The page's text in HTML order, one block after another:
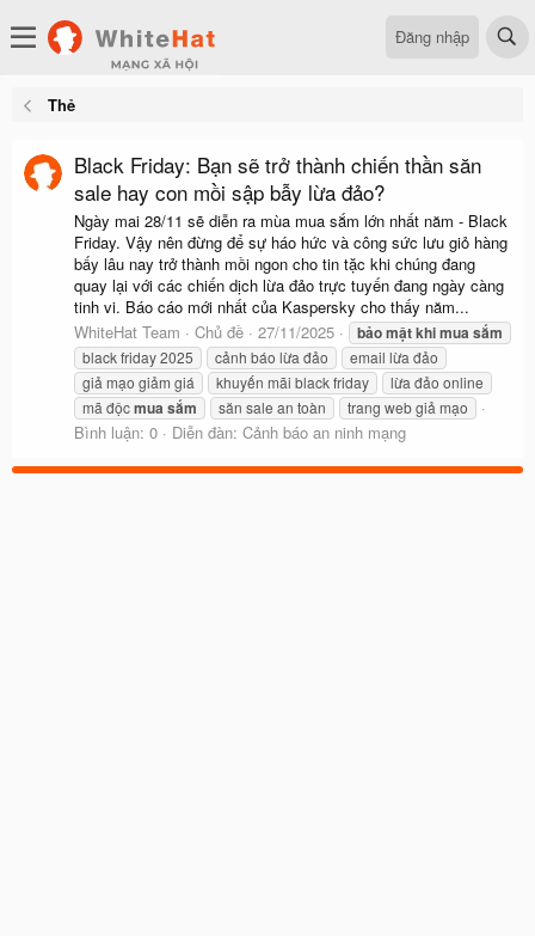
Đăng nhập
Thẻ
Black Friday: Bạn sẽ trở thành chiến thần săn
sale hay con mồi sập bẫy lừa đảo?
Ngày mai 28/11 sẽ diễn ra mùa mua sắm lớn nhất năm - Black
Friday. Vậy nên đừng để sự háo hức và công sức lưu giỏ hàng
bấy lâu nay trở thành mồi ngon cho tin tặc khi chúng đang
quay lại với các chiến dịch lừa đảo trực tuyến đang ngày càng
tinh vi. Báo cáo mới nhất của Kaspersky cho thấy năm...
WhiteHat Team
Chủ đề 27/11/2025 bảomậtkhimua sắm
black friday 2025 cảnh báo lừa đảo
email lừa đảo
giả mạo giảm giá
khuyến mãi black friday
lừa đảo online
mã độcmua sắm săn sale an toàn trang web giả mạo
Bình luận: 0 Diễn đàn: Cảnh báo an ninh mạng